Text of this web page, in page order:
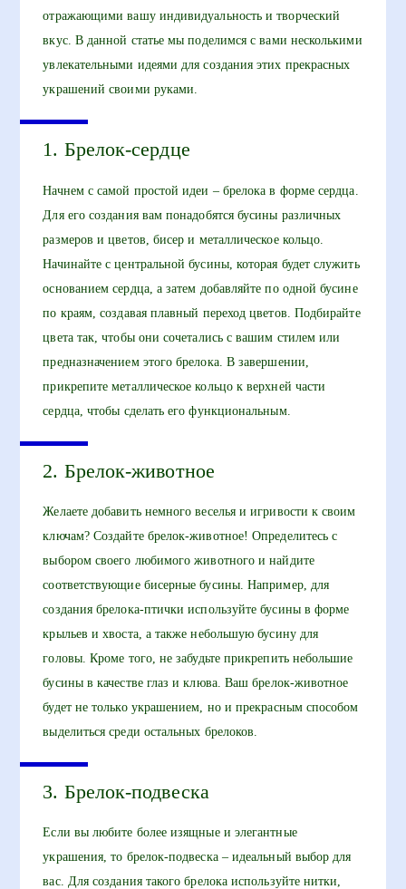
отражающими вашу индивидуальность и творческий
вкус. В данной статье мы поделимся с вами несколькими
увлекательными идеями для создания этих прекрасных
украшений своими руками.
1. Брелок-сердце
Начнем с самой простой идеи – брелока в форме сердца.
Для его создания вам понадобятся бусины различных
размеров и цветов, бисер и металлическое кольцо.
Начинайте с центральной бусины, которая будет служить
основанием сердца, а затем добавляйте по одной бусине
по краям, создавая плавный переход цветов. Подбирайте
цвета так, чтобы они сочетались с вашим стилем или
предназначением этого брелока. В завершении,
прикрепите металлическое кольцо к верхней части
сердца, чтобы сделать его функциональным.
2. Брелок-животное
Желаете добавить немного веселья и игривости к своим
ключам? Создайте брелок-животное! Определитесь с
выбором своего любимого животного и найдите
соответствующие бисерные бусины. Например, для
создания брелока-птички используйте бусины в форме
крыльев и хвоста, а также небольшую бусину для
головы. Кроме того, не забудьте прикрепить небольшие
бусины в качестве глаз и клюва. Ваш брелок-животное
будет не только украшением, но и прекрасным способом
выделиться среди остальных брелоков.
3. Брелок-подвеска
Если вы любите более изящные и элегантные
украшения, то брелок-подвеска – идеальный выбор для
вас. Для создания такого брелока используйте нитки,